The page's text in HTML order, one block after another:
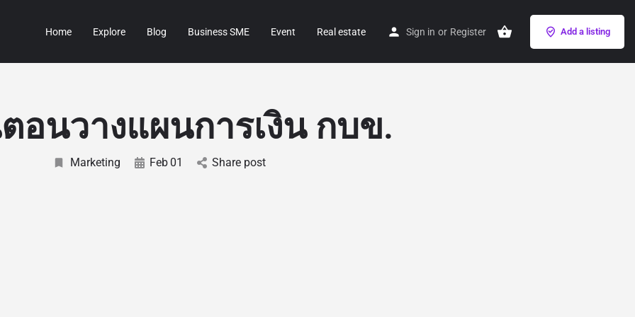
Home Explore Blog Business SME Event Real estate Sign in or Register Add a listing
อนวางแผนการเงิน กบข.
Marketing Feb 01 Share post